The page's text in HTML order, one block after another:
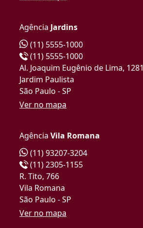
Agência Jardins
(11) 5555-1000
(11) 5555-1000
Al. Joaquim Eugênio de Lima, 1281
Jardim Paulista
São Paulo - SP
Ver no mapa
Agência Vila Romana
(11) 93207-3204
(11) 2305-1155
R. Tito, 766
Vila Romana
São Paulo - SP
Ver no mapa